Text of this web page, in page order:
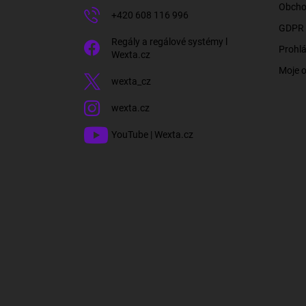
+420 608 116 996
Regály a regálové systémy l
Wexta.cz
wexta_cz
wexta.cz
YouTube | Wexta.cz
Moje